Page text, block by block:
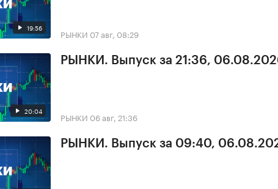
19:56 РЫНКИ 07 авг, 08:29
20:04
РЫНКИ. Выпуск за 21:36,
РЫНКИ 06 авг, 21:36
РЫНКИ. Выпуск за 09:40,